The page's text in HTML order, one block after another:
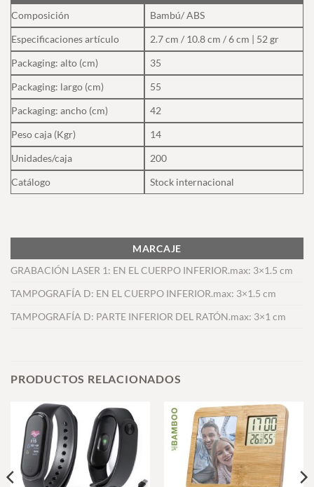
Composición
Bambú/ ABS
Especificaciones artículo
2.7 cm / 10.8 cm / 6 cm | 52 gr
Packaging: alto (cm)
35
Packaging: largo (cm)
55
Packaging: ancho (cm)
42
Peso caja (Kgr)
14
Unidades/caja
200
Catálogo
Stock internacional
MARCAJE
GRABACIÓN LASER 1: EN EL CUERPO INFERIOR.max: 3×1.5 cm
TAMPOGRAFÍA D: EN EL CUERPO INFERIOR.max: 3×1.5 cm
TAMPOGRAFÍA D: PARTE INFERIOR DEL RATÓN.max: 3×1 cm
PRODUCTOS RELACIONADOS